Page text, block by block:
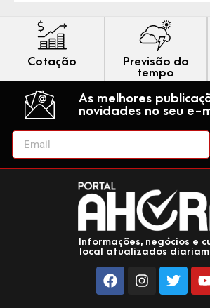
Cotação
Previsão do
tempo
As melhores
novidades no seu e-
Informações, negócios e
local atualizados